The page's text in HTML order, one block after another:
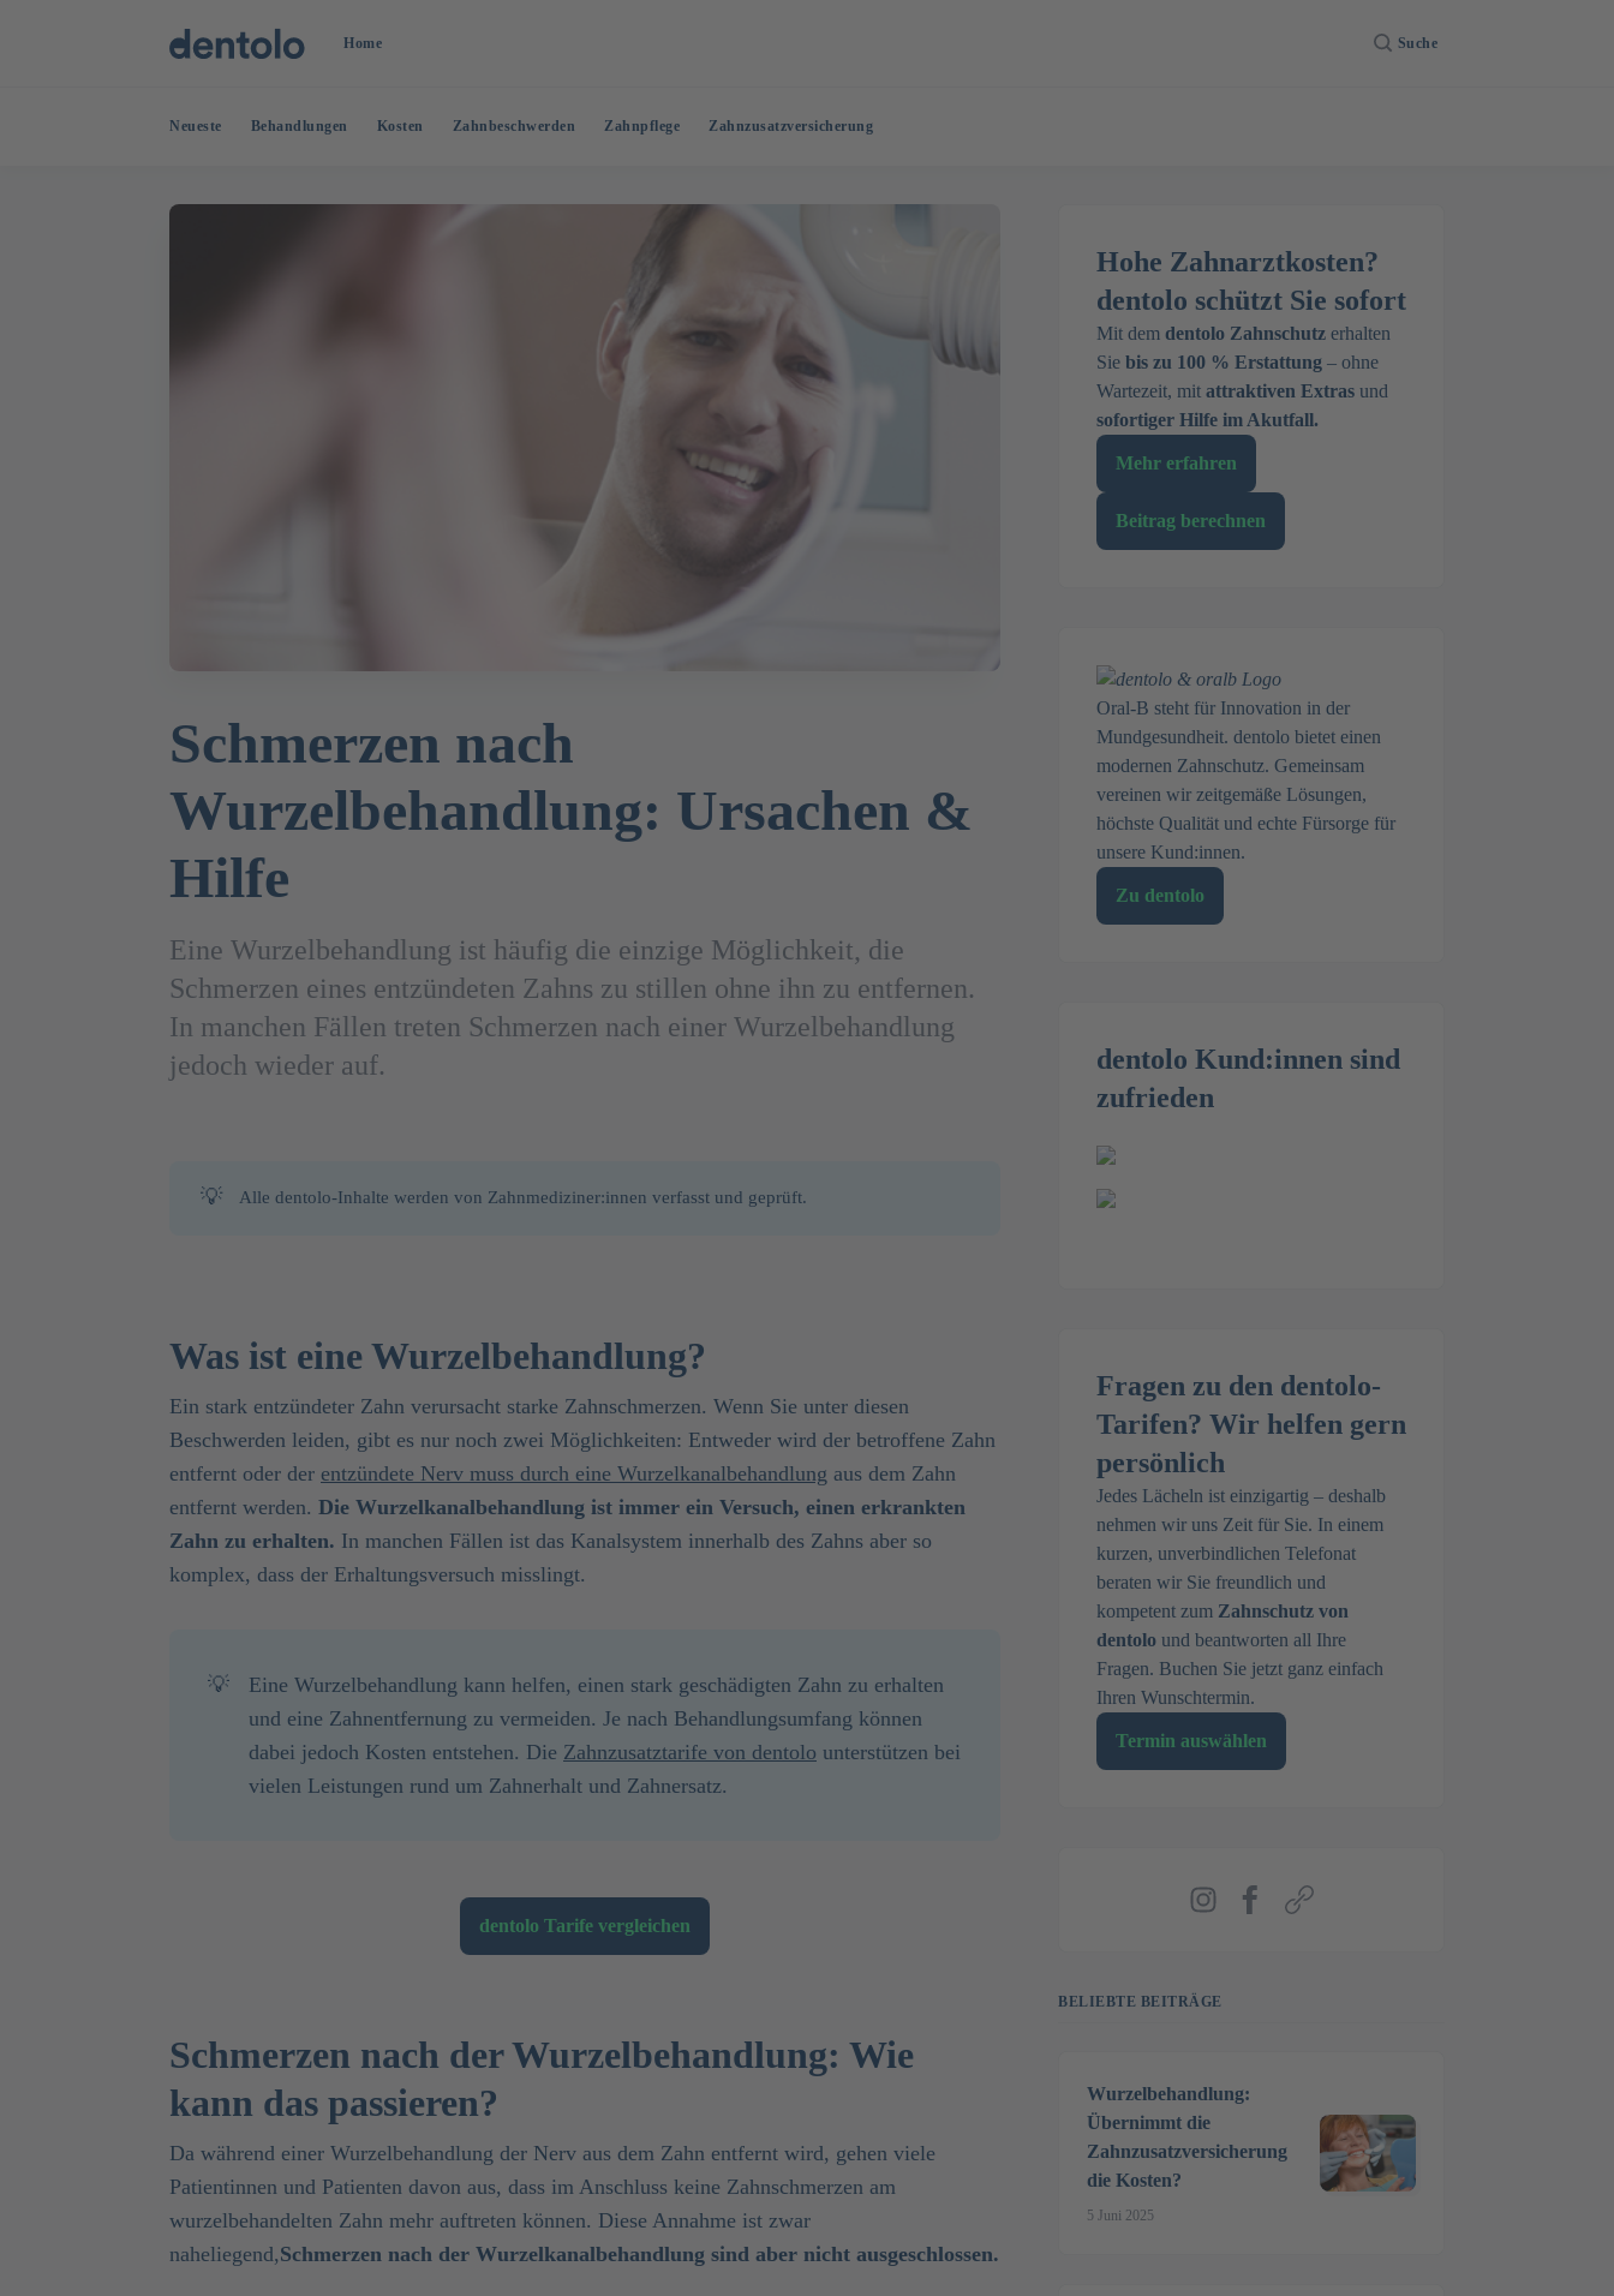
Home Suche
Neueste Behandlungen Kosten Zahnbeschwerden Zahnpflege Zahnzusatzversicherung
Schmerzen nach
Wurzelbehandlung: Ursachen &
Hilfe
Eine Wurzelbehandlung ist häufig die einzige Möglichkeit, die
Schmerzen eines entzündeten Zahns zu stillen ohne ihn zu entfernen.
In manchen Fällen treten Schmerzen nach einer Wurzelbehandlung
jedoch wieder auf.
💡 Alle dentolo-Inhalte werden von Zahnmediziner:innen verfasst und geprüft.
Was ist eine Wurzelbehandlung?
Ein stark entzündeter Zahn verursacht starke Zahnschmerzen. Wenn Sie unter diesen
Beschwerden leiden, gibt es nur noch zwei Möglichkeiten: Entweder wird der betroffene Zahn
entfernt oder der entzündete Nerv muss durch eine Wurzelkanalbehandlung aus dem Zahn
entfernt werden. Die Wurzelkanalbehandlung ist immer ein Versuch, einen erkrankten
Zahn zu erhalten. In manchen Fällen ist das Kanalsystem innerhalb des Zahns aber so
komplex, dass der Erhaltungsversuch misslingt.
💡
Eine Wurzelbehandlung kann helfen, einen stark geschädigten Zahn zu erhalten
und eine Zahnentfernung zu vermeiden. Je nach Behandlungsumfang können
dabei jedoch Kosten entstehen. Die Zahnzusatztarife von dentolo unterstützen bei
vielen Leistungen rund um Zahnerhalt und Zahnersatz.
dentolo Tarife vergleichen
Schmerzen nach der Wurzelbehandlung: Wie
kann das passieren?
Da während einer Wurzelbehandlung der Nerv aus dem Zahn entfernt wird, gehen viele
Patientinnen und Patienten davon aus, dass im Anschluss keine Zahnschmerzen am
wurzelbehandelten Zahn mehr auftreten können. Diese Annahme ist zwar
naheliegend,Schmerzen nach der Wurzelkanalbehandlung sind aber nicht ausgeschlossen.
Hohe Zahnarztkosten?
dentolo schützt Sie sofort
Mit dem dentolo Zahnschutz erhalten
Sie bis zu 100 % Erstattung – ohne
Wartezeit, mit attraktiven Extras und
sofortiger Hilfe im Akutfall.
Mehr erfahren
Beitrag berechnen
Oral-B steht für Innovation in der
Mundgesundheit. dentolo bietet einen
modernen Zahnschutz. Gemeinsam
vereinen wir zeitgemäße Lösungen,
höchste Qualität und echte Fürsorge für
unsere Kund:innen.
Zu dentolo
dentolo Kund:innen sind
zufrieden
Fragen zu den dentolo-
Tarifen? Wir helfen gern
persönlich
Jedes Lächeln ist einzigartig – deshalb
nehmen wir uns Zeit für Sie. In einem
kurzen, unverbindlichen Telefonat
beraten wir Sie freundlich und
kompetent zum Zahnschutz von
dentolo und beantworten all Ihre
Fragen. Buchen Sie jetzt ganz einfach
Ihren Wunschtermin.
Termin auswählen
BELIEBTE BEITRÄGE
Wurzelbehandlung:
Übernimmt die
Zahnzusatzversicherung
die Kosten?
5 Juni 2025